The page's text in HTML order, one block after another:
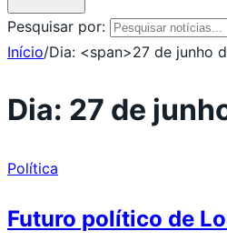
Pesquisar por:
Início/Dia: <span>27 de junho
Dia: 27 de
Política
Futuro político de